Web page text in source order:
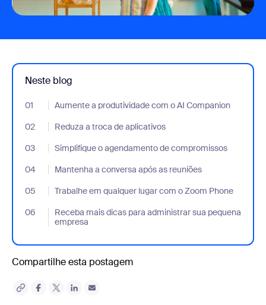
Neste blog
01 Aumente a produtividade com o AI Companion
- Jumplink to Aumente a produtividade com o AI Companion
02
Reduza a troca de aplicativos
- Jumplink to Reduza a troca de aplicativos
03
Simplifique o agendamento de compromissos
- Jumplink to Simplifique o agendamento de compromissos
04
Mantenha a conversa após as reuniões
- Jumplink to Mantenha a conversa após as reuniões
05
Trabalhe em qualquer lugar com o Zoom Phone
- Jumplink to Trabalhe em qualquer lugar com o Zoom Phone
06
Receba mais dicas para administrar sua pequena
empresa
- Jumplink to Receba mais dicas para administrar sua pequena
Compartilhe esta postagem